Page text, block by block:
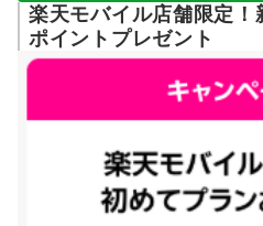
楽天モバイル店舗限定
ポイントプレゼント